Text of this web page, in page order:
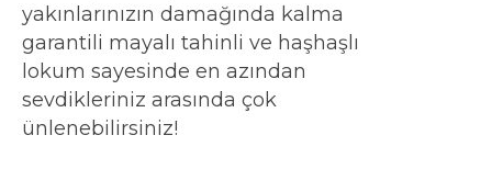
yakınlarınızın damağında kalma
garantili mayalı tahinli ve haşhaşlı
lokum sayesinde en azından
sevdikleriniz arasında çok
ünlenebilirsiniz!